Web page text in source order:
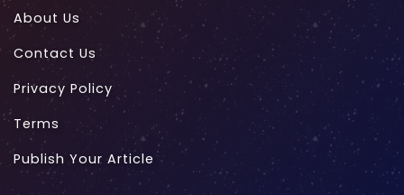
About Us
Contact Us
Privacy Policy
Terms
Publish Your Article